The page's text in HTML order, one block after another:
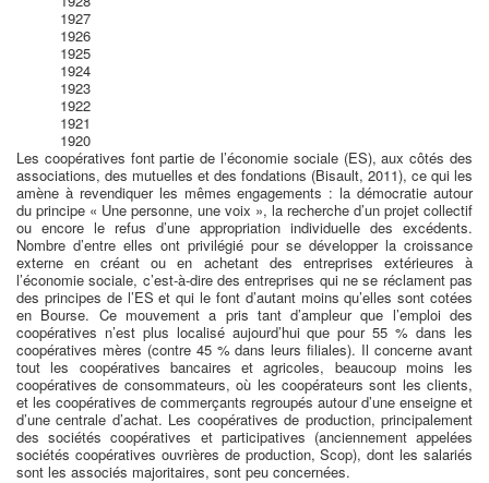
1927
1926
1925
1924
1923
1922
1921
1920
Les coopératives font partie de l’économie sociale (ES), aux côtés des
associations, des mutuelles et des fondations (Bisault, 2011), ce qui les
amène à revendiquer les mêmes engagements : la démocratie autour
du principe « Une personne, une voix », la recherche d’un projet collectif
ou encore le refus d’une appropriation individuelle des excédents.
Nombre d’entre elles ont privilégié pour se développer la croissance
externe en créant ou en achetant des entreprises extérieures à
l’économie sociale, c’est-à-dire des entreprises qui ne se réclament pas
des principes de l’ES et qui le font d’autant moins qu’elles sont cotées
en Bourse. Ce mouvement a pris tant d’ampleur que l’emploi des
coopératives n’est plus localisé aujourd’hui que pour 55 % dans les
coopératives mères (contre 45 % dans leurs filiales). Il concerne avant
tout les coopératives bancaires et agricoles, beaucoup moins les
coopératives de consommateurs, où les coopérateurs sont les clients,
et les coopératives de commerçants regroupés autour d’une enseigne et
d’une centrale d’achat. Les coopératives de production, principalement
des sociétés coopératives et participatives (anciennement appelées
sociétés coopératives ouvrières de production, Scop), dont les salariés
sont les associés majoritaires, sont peu concernées.